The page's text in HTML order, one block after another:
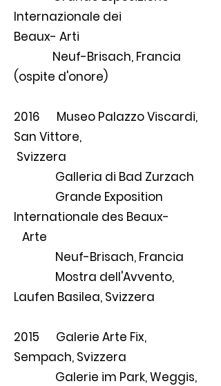
Internazionale dei
Beaux- Arti
Neuf-Brisach, Francia
(ospite d'onore)
2016 Museo Palazzo Viscardi,
San Vittore,
Svizzera
Galleria di Bad Zurzach
Grande Exposition
Internationale des Beaux-
Arte
Neuf-Brisach, Francia
Mostra dell'Avvento,
Laufen Basilea, Svizzera
2015 Galerie Arte Fix,
Sempach, Svizzera
Galerie im Park, Weggis,